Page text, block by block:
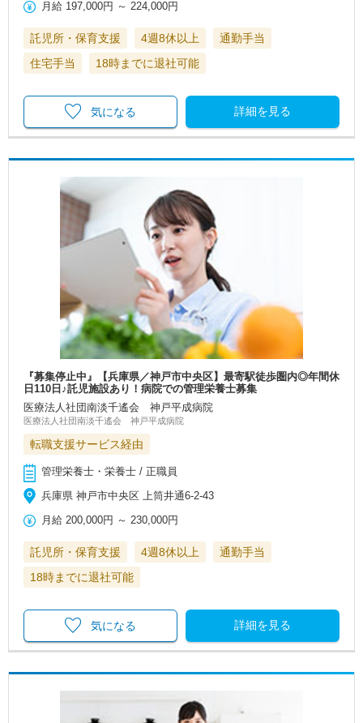
月給 197,000円 ～224,000円
託児所・保育支援 4週8休以上
通勤手当
住宅手当
18時までに退社可能
詳細を見る
気になる
『募集停止中』【兵庫県／神戸市中央区】最寄駅徒歩圏内◎年間休
日110日♪託児施設あり！病院での管理栄養士募集
医療法人社団南淡千遙会 神戸平成病院
医療法人社団南淡千遙会 神戸平成病院
転職支援サービス経由
管理栄養士・栄養士 / 正職員
兵庫県 神戸市中央区 上筒井通6-2-43
月給 200,000円 ～230,000円
託児所・保育支援 4週8休以上
通勤手当
18時までに退社可能
詳細を見る
気になる